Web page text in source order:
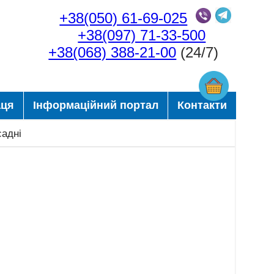
+38(050) 61-69-025
+38(097) 71-33-500
+38(068) 388-21-00 (24/7)
Інформаційний портал Контакти